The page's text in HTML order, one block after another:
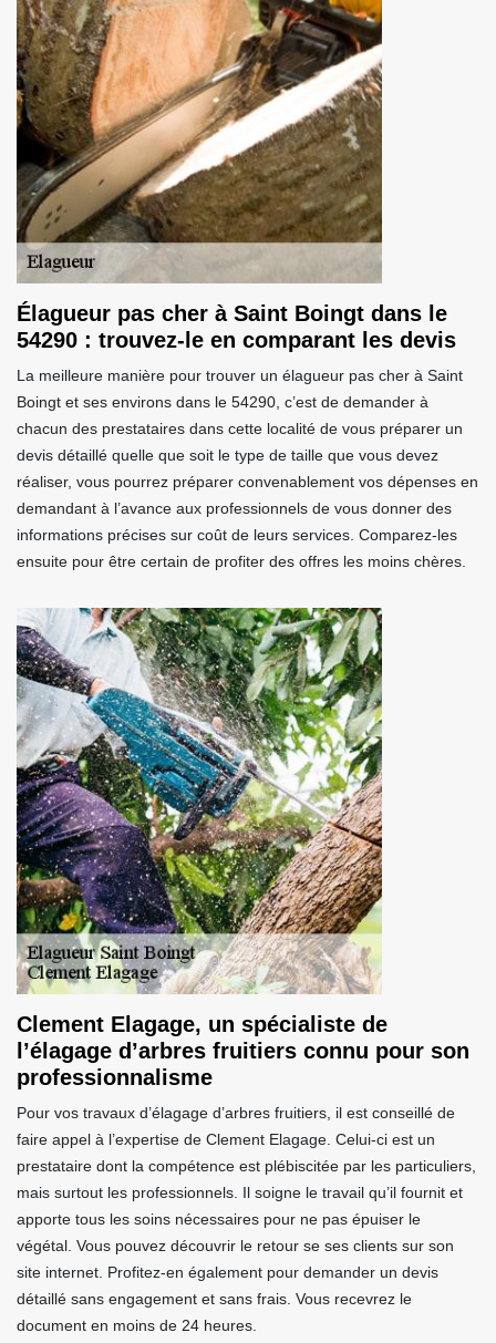
Élagueur pas cher à Saint Boingt dans le
54290 : trouvez-le en comparant les devis
La meilleure manière pour trouver un élagueur pas cher à Saint
Boingt et ses environs dans le 54290, c’est de demander à
chacun des prestataires dans cette localité de vous préparer un
devis détaillé quelle que soit le type de taille que vous devez
réaliser, vous pourrez préparer convenablement vos dépenses en
demandant à l’avance aux professionnels de vous donner des
informations précises sur coût de leurs services. Comparez-les
ensuite pour être certain de profiter des offres les moins chères.
Clement Elagage, un spécialiste de
l’élagage d’arbres fruitiers connu pour son
professionnalisme
Pour vos travaux d’élagage d’arbres fruitiers, il est conseillé de
faire appel à l’expertise de Clement Elagage. Celui-ci est un
prestataire dont la compétence est plébiscitée par les particuliers,
mais surtout les professionnels. Il soigne le travail qu’il fournit et
apporte tous les soins nécessaires pour ne pas épuiser le
végétal. Vous pouvez découvrir le retour se ses clients sur son
site internet. Profitez-en également pour demander un devis
détaillé sans engagement et sans frais. Vous recevrez le
document en moins de 24 heures.